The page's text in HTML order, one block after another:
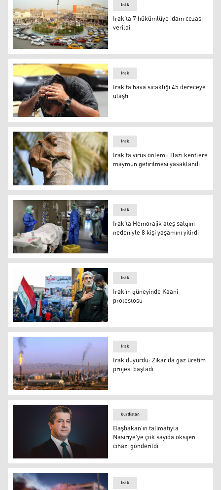
Zikar Vilayetinin merkezi Nasiriye kenti
Irak
Irak’ta 7 hükümlüye idam cezası
verildi
Irak’ta hava sıcaklığı 45 dereceye ulaştı
Irak
Irak’ta hava sıcaklığı 45 dereceye
ulaştı
Irak’ta virüs önlemi: Bazı kentlere maymun getirilmesi
Irak
Irak’ta virüs önlemi: Bazı kentlere
maymun getirilmesi yasaklandı
Irak’ta Hemorajik ateş salgını nedeniyle 8 kişi yaşamını
Irak
Irak’ta Hemorajik ateş salgını
nedeniyle 8 kişi yaşamını yitirdi
Irak’ın güneyinde Kaani protestosu
Irak
Irak’ın güneyinde Kaani
protestosu
Irak
Irak
Irak duyurdu: Zikar’da gaz üretim
projesi başladı
Başbakan’ın talimatıyla Nasiriye’ye çok sayıda oksijen
kürdistan
Başbakan’ın talimatıyla
Nasiriye’ye çok sayıda oksijen
cihazı gönderildi
Irak